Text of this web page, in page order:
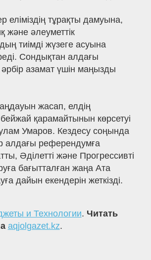
еліміздің тұрақты дамуына,
және әлеуметтік
тиімді жүзеге асуына
Сондықтан алдағы
азамат үшін маңызды
жасап, елдің
қарамайтынын көрсетуі
Умаров. Кездесу соңында
алдағы референдумға
Әділетті және Прогрессивті
бағытталған жаңа Ата
дайын екендерін жеткізді.
и Технологии. Читать
aqjolgazet.kz.